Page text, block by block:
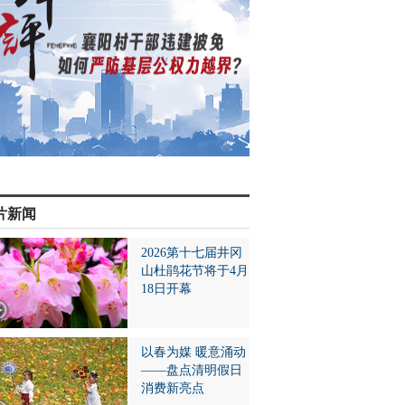
新闻
2026第十七届井冈
山杜鹃花节将于4月
18日开幕
以春为媒 暖意涌动
——盘点清明假日
消费新亮点